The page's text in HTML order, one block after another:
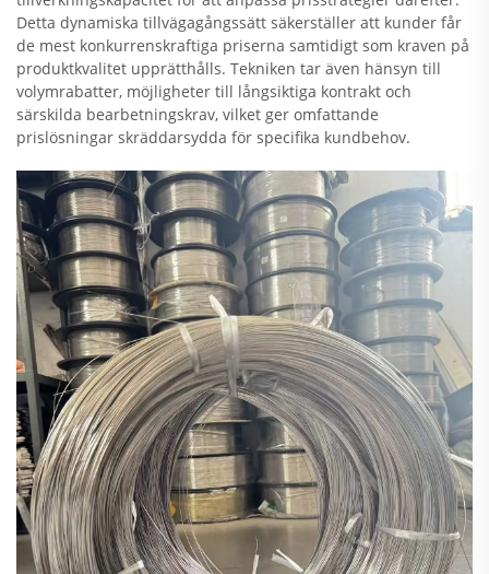
Detta dynamiska tillvägagångssätt säkerställer att kunder får
de mest konkurrenskraftiga priserna samtidigt som kraven på
produktkvalitet upprätthålls. Tekniken tar även hänsyn till
volymrabatter, möjligheter till långsiktiga kontrakt och
särskilda bearbetningskrav, vilket ger omfattande
prislösningar skräddarsydda för specifika kundbehov.